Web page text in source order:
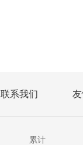
联系我们
累计